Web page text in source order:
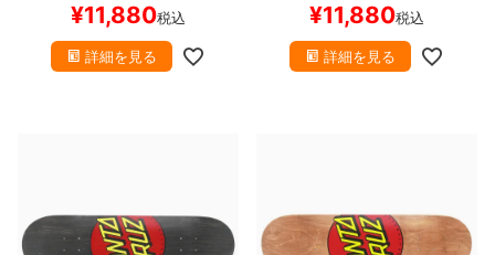
¥11,880税込
詳細を見る
¥11,880税込
詳細を見る